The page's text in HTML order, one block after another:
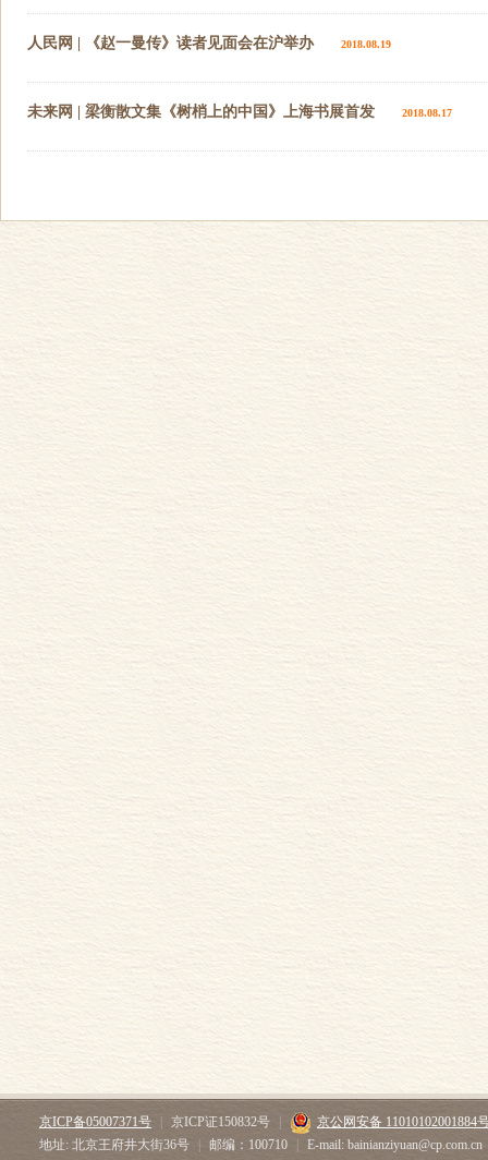
人民网 | 《赵一曼传》读者见面会在沪举办 2018.08.19
未来网 | 梁衡散文集《树梢上的中国》上海书展首发 2018.08.17
京ICP备05007371号 京ICP证150832号
京公网安备 11010102001884
地址: 北京王府井大街36号
邮编：100710
E-mail: bainianziyuan@cp.com.cn